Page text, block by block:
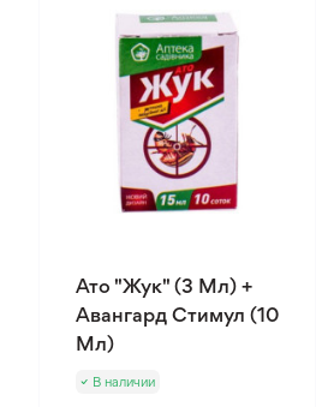
Ато "Жук" (3 Мл) +
Авангард Стимул (10
Мл)
В наличии